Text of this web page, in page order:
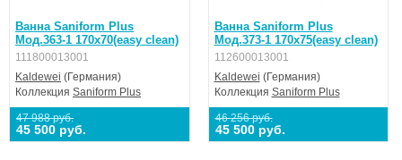
Ванна Saniform Plus
Мод.363-1 170х70(easy clean)
111800013001
Kaldewei (Германия)
Коллекция Saniform Plus
47 988 руб.
45 500 руб.
Ванна Saniform Plus
Мод.373-1 170х75(easy clean)
112600013001
Kaldewei (Германия)
Коллекция Saniform Plus
46 256 руб.
45 500 руб.